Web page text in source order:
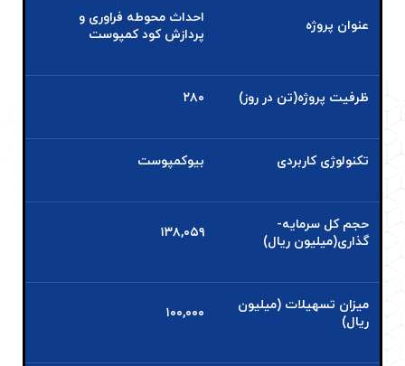
عنوان پروژه
احداث محوطه فراوری و
پردازش کود کمپوست
ظرفیت پروژه(تن در روز) ۲۸۰
تکنولوژی کاربردی بیوکمپوست
حجم کل سرمایه­
گذاری(میلیون ریال)
۱۳۸,۰۵۹
میزان تسهیلات (میلیون
ریال)
۱۰۰,۰۰۰